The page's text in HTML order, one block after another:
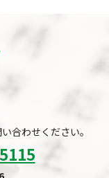
合わせください。